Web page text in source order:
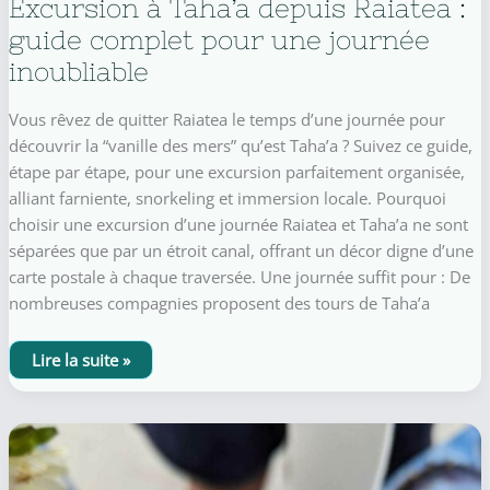
Excursion à Taha’a depuis Raiatea :
guide complet pour une journée
inoubliable
Vous rêvez de quitter Raiatea le temps d’une journée pour
découvrir la “vanille des mers” qu’est Taha’a ? Suivez ce guide,
étape par étape, pour une excursion parfaitement organisée,
alliant farniente, snorkeling et immersion locale. Pourquoi
choisir une excursion d’une journée Raiatea et Taha’a ne sont
séparées que par un étroit canal, offrant un décor digne d’une
carte postale à chaque traversée. Une journée suffit pour : De
nombreuses compagnies proposent des tours de Taha’a
Excursion
à
Taha’a
Raiatea
:
guide
complet
pour
Lire la suite »